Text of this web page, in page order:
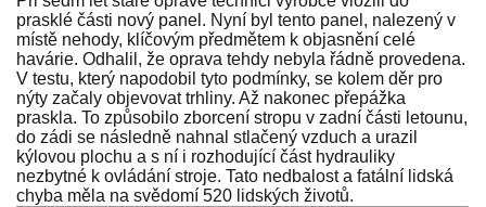
prasklé části nový panel. Nyní byl tento panel, nalezený v
místě nehody, klíčovým předmětem k objasnění celé
havárie. Odhalil, že oprava tehdy nebyla řádně provedena.
V testu, který napodobil tyto podmínky, se kolem děr pro
nýty začaly objevovat trhliny. Až nakonec přepážka
praskla. To způsobilo zborcení stropu v zadní části letounu,
do zádi se následně nahnal stlačený vzduch a urazil
kýlovou plochu a s ní i rozhodující část hydrauliky
nezbytné k ovládání stroje. Tato nedbalost a fatální lidská
chyba měla na svědomí 520 lidských životů.